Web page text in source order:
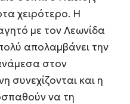
χειρότερο. Η
με τον Λεωνίδα
απολαμβάνει την
στον
συνεχίζονται και η
να τη